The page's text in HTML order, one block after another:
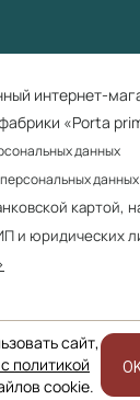
интернет-
«Porta
данных
данных
картой,
и юридических
не является
сайт,
политикой
cookie.